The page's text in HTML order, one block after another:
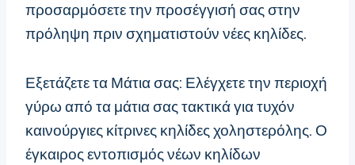
προσαρμόσετε την προσέγγισή σας στην
πρόληψη πριν σχηματιστούν νέες κηλίδες.
Εξετάζετε τα Μάτια σας: Ελέγχετε την περιοχή
γύρω από τα μάτια σας τακτικά για τυχόν
καινούργιες κίτρινες κηλίδες χοληστερόλης. Ο
έγκαιρος εντοπισμός νέων κηλίδων